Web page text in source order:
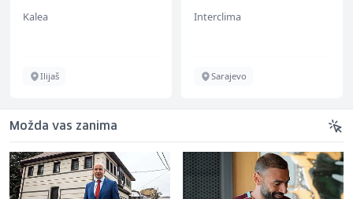
Kalea
Ilijaš
Interclima
Sarajevo
Možda vas zanima